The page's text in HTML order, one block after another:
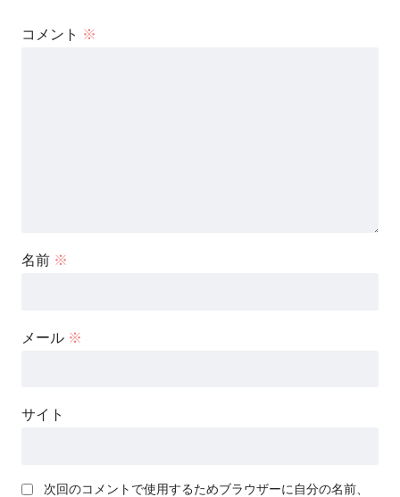
コメント ※
名前 ※
メール ※
サイト
次回のコメントで使用するためブラウザーに自分の名前、